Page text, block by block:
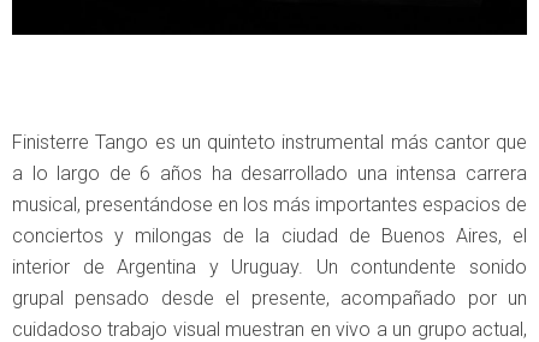
Finisterre Tango es un quinteto instrumental más cantor que
a lo largo de 6 años ha desarrollado una intensa carrera
musical, presentándose en los más importantes espacios de
conciertos y milongas de la ciudad de Buenos Aires, el
interior de Argentina y Uruguay. Un contundente sonido
grupal pensado desde el presente, acompañado por un
cuidadoso trabajo visual muestran en vivo a un grupo actual,